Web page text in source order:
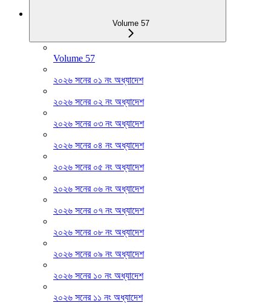
Volume 57
Volume 57
২০২৬ সনের ০১ নং অধ্যাদেশ
২০২৬ সনের ০২ নং অধ্যাদেশ
২০২৬ সনের ০৩ নং অধ্যাদেশ
২০২৬ সনের ০৪ নং অধ্যাদেশ
২০২৬ সনের ০৫ নং অধ্যাদেশ
২০২৬ সনের ০৬ নং অধ্যাদেশ
২০২৬ সনের ০৭ নং অধ্যাদেশ
২০২৬ সনের ০৮ নং অধ্যাদেশ
২০২৬ সনের ০৯ নং অধ্যাদেশ
২০২৬ সনের ১০ নং অধ্যাদেশ
২০২৬ সনের ১১ নং অধ্যাদেশ